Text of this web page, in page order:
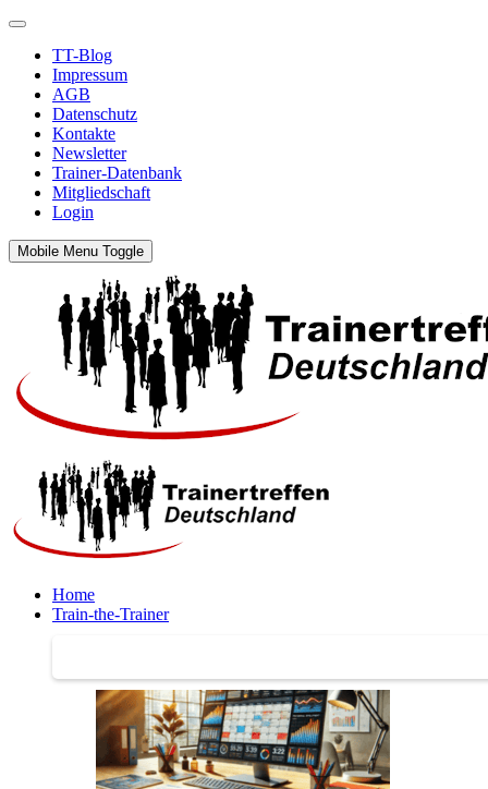
TT-Blog
Impressum
AGB
Datenschutz
Kontakte
Newsletter
Trainer-Datenbank
Mitgliedschaft
Login
Mobile Menu Toggle
Home
Train-the-Trainer